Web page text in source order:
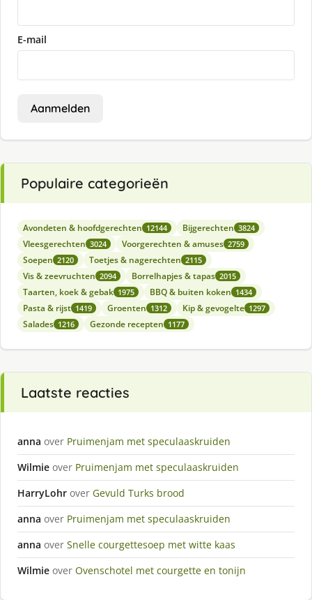
E-mail
Aanmelden
Populaire categorieën
Avondeten & hoofdgerechten 12144 Bijgerechten 3824
Vleesgerechten 3024 Voorgerechten & amuses 2759
Soepen 2120 Toetjes & nagerechten 2115
Vis & zeevruchten 2094 Borrelhapjes & tapas 2015
Taarten, koek & gebak 1975 BBQ & buiten koken 1434
Pasta & rijst 1419 Groenten 1312 Kip & gevogelte 1297
Salades 1216 Gezonde recepten 1177
Laatste reacties
anna over Pruimenjam met speculaaskruiden
Wilmie over Pruimenjam met speculaaskruiden
HarryLohr over Gevuld Turks brood
anna over Pruimenjam met speculaaskruiden
anna over Snelle courgettesoep met witte kaas
Wilmie over Ovenschotel met courgette en tonijn